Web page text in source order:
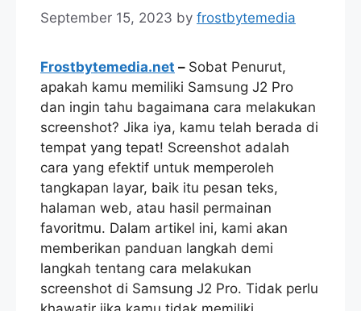
September 15, 2023 by frostbytemedia
Frostbytemedia.net – Sobat Penurut,
apakah kamu memiliki Samsung J2 Pro
dan ingin tahu bagaimana cara melakukan
screenshot? Jika iya, kamu telah berada di
tempat yang tepat! Screenshot adalah
cara yang efektif untuk memperoleh
tangkapan layar, baik itu pesan teks,
halaman web, atau hasil permainan
favoritmu. Dalam artikel ini, kami akan
memberikan panduan langkah demi
langkah tentang cara melakukan
screenshot di Samsung J2 Pro. Tidak perlu